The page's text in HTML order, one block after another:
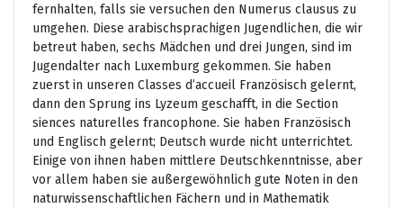
fernhalten, falls sie versuchen den Numerus clausus zu
umgehen. Diese arabischsprachigen Jugendlichen, die wir
betreut haben, sechs Mädchen und drei Jungen, sind im
Jugendalter nach Luxemburg gekommen. Sie haben
zuerst in unseren Classes d’accueil Französisch gelernt,
dann den Sprung ins Lyzeum geschafft, in die Section
siences naturelles francophone. Sie haben Französisch
und Englisch gelernt; Deutsch wurde nicht unterrichtet.
Einige von ihnen haben mittlere Deutschkenntnisse, aber
vor allem haben sie außergewöhnlich gute Noten in den
naturwissenschaftlichen Fächern und in Mathematik